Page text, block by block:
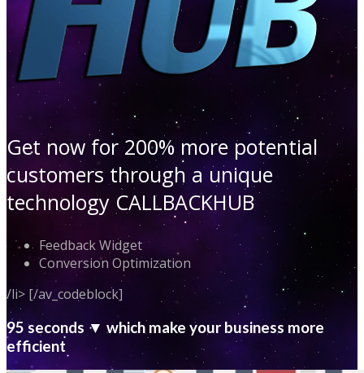
Get now for 200% more potential
customers through a unique
technology CALLBACKHUB
Feedback Widget
Conversion Optimization
/li> [/av_codeblock]
95 seconds ▼ which make your business more
efficient